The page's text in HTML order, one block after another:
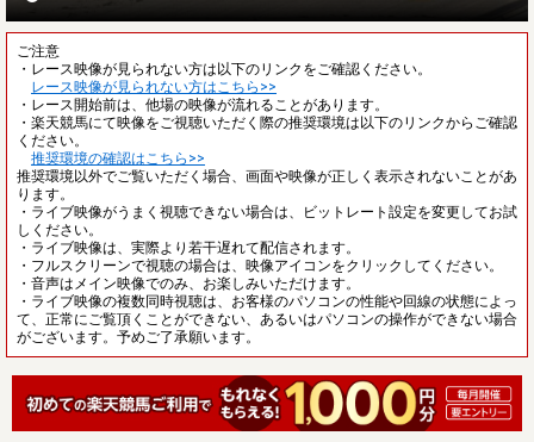
ご注意
・レース映像が見られない方は以下のリンクをご確認ください。
レース映像が見られない方はこちら>>
・レース開始前は、他場の映像が流れることがあります。
・楽天競馬にて映像をご視聴いただく際の推奨環境は以下のリンクからご確認
ください。
推奨環境の確認はこちら>>
推奨環境以外でご覧いただく場合、画面や映像が正しく表示されないことがあ
ります。
・ライブ映像がうまく視聴できない場合は、ビットレート設定を変更してお試
しください。
・ライブ映像は、実際より若干遅れて配信されます。
・フルスクリーンで視聴の場合は、映像アイコンをクリックしてください。
・音声はメイン映像でのみ、お楽しみいただけます。
・ライブ映像の複数同時視聴は、お客様のパソコンの性能や回線の状態によっ
て、正常にご覧頂くことができない、あるいはパソコンの操作ができない場合
がございます。予めご了承願います。